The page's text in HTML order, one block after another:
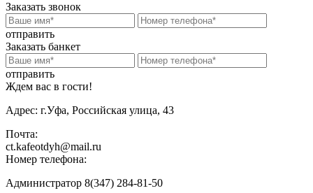
Заказать звонок
отправить
Заказать банкет
отправить
Ждем вас в гости!
Адрес: г.Уфа, Российская улица, 43
Почта:
ct.kafeotdyh@mail.ru
Номер телефона:
Администратор 8(347) 284-81-50